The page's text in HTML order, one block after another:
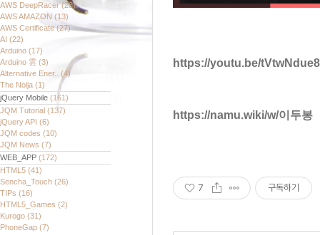
AWS DeepRacer(28)
AWS AMAZON (13)
AWS Certificate(27)
AI (22)
Arduino (17)
Arduino 雲 (3)
Alternative Ener.. (4)
The Nolja (1)
jQuery Mobile (161)
JQM Tutorial (137)
jQuery API (6)
JQM codes (10)
JQM News (7)
WEB_APP (172)
HTML5 (41)
Sencha_Touch (26)
TIPs (16)
HTML5_Games (2)
Kurogo (31)
PhoneGap (7)
https://youtu.be/
https://namu.wiki/w/이두봉
7 구독하기